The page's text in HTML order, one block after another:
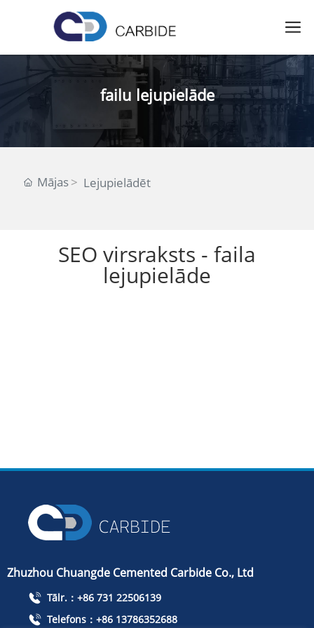
failu lejupielāde
Mājas Lejupielādēt
SEO virsraksts - faila
lejupielāde
Zhuzhou Chuangde Cemented Carbide Co., Ltd
Tālr.：+86 731 22506139
Telefons：+86 13786352688